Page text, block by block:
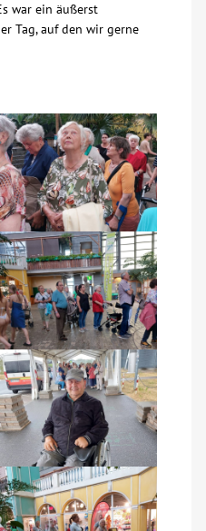
war ein äußerst
Tag, auf den wir gerne